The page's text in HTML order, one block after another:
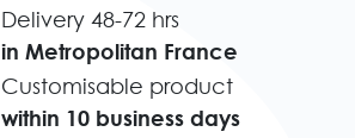
Delivery 48-72 hrs
in Metropolitan France
Customisable product
within 10 business days